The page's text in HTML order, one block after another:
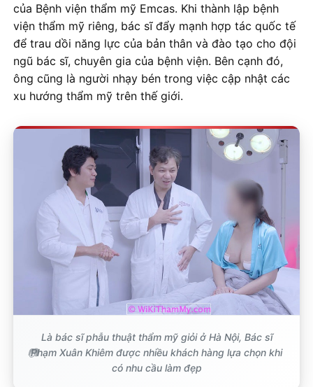
của Bệnh viện thẩm mỹ Emcas. Khi thành lập bệnh
viện thẩm mỹ riêng, bác sĩ đẩy mạnh hợp tác quốc tế
để trau dồi năng lực của bản thân và đào tạo cho đội
ngũ bác sĩ, chuyên gia của bệnh viện. Bên cạnh đó,
ông cũng là người nhạy bén trong việc cập nhật các
xu hướng thẩm mỹ trên thế giới.
Là bác sĩ phẫu thuật thẩm mỹ giỏi ở Hà Nội, Bác sĩ
Phạm Xuân Khiêm được nhiều khách hàng lựa chọn khi
có nhu cầu làm đẹp